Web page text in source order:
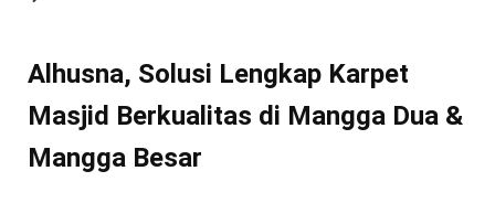
Alhusna, Solusi Lengkap Karpet
Masjid Berkualitas di Mangga Dua &
Mangga Besar